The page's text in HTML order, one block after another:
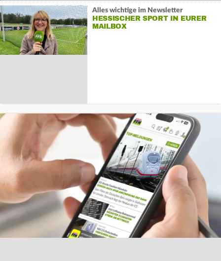
Alles wichtige im Newsletter
HESSISCHER SPORT IN EURER
MAILBOX